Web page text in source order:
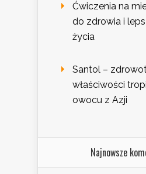
Ćwiczenia na
do zdrowia i
życia
Santol –
właściwości
owocu z Azji
Najnowsze